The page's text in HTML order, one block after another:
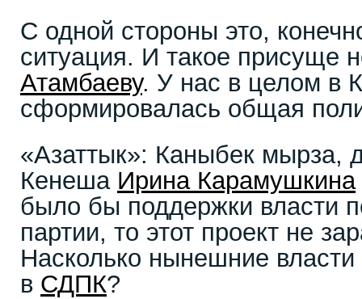
С одной стороны это,
ситуация. И такое присуще
Атамбаеву. У нас в целом в
сформировалась общая
​«Азаттык»: Каныбек мырза,
Кенеша Ирина Карамушкина
было бы поддержки власти
партии, то этот проект не
Насколько нынешние власти
в СДПК?